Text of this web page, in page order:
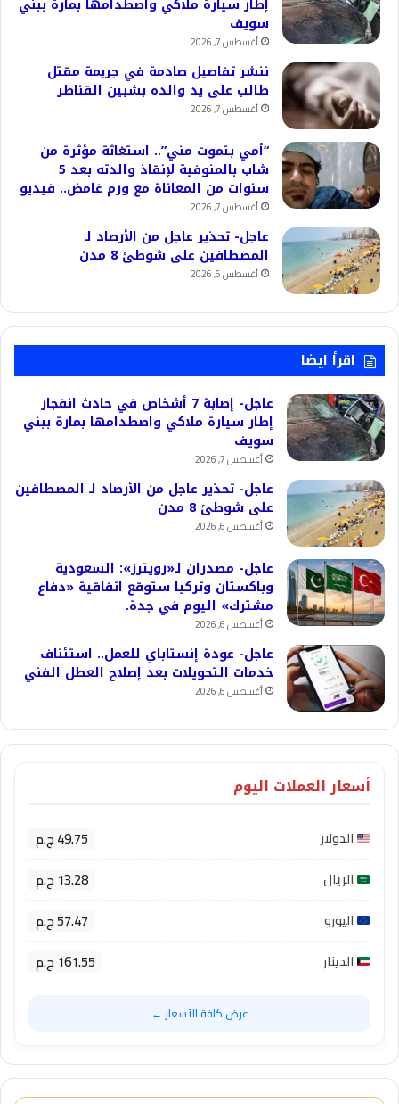
إطار سيارة ملاكي واصطدامها بمارة ببني
سويف
أغسطس 7, 2026
ننشر تفاصيل صادمة في جريمة مقتل
طالب على يد والده بشبين القناطر
أغسطس 7, 2026
“أمي بتموت مني”.. استغاثة مؤثرة من
شاب بالمنوفية لإنقاذ والدته بعد 5
سنوات من المعاناة مع ورم غامض.. فيديو
أغسطس 7, 2026
عاجل- تحذير عاجل من الأرصاد لـ
المصطافين على شوطئ 8 مدن
أغسطس 6, 2026
اقرأ ايضا
عاجل- إصابة 7 أشخاص في حادث انفجار
إطار سيارة ملاكي واصطدامها بمارة ببني
سويف
أغسطس 7, 2026
عاجل- تحذير عاجل من الأرصاد لـ المصطافين
على شوطئ 8 مدن
أغسطس 6, 2026
عاجل- مصدران لـ«رويترز»: السعودية
وباكستان وتركيا ستوقع اتفاقية «دفاع
مشترك» اليوم في جدة.
أغسطس 6, 2026
عاجل- عودة إنستاباي للعمل.. استئناف
خدمات التحويلات بعد إصلاح العطل الفني
أغسطس 6, 2026
أسعار العملات اليوم
الدولار 49.75 ج.م
الريال 13.28 ج.م
اليورو 57.47 ج.م
الدينار 161.55 ج.م
عرض كافة الأسعار ←